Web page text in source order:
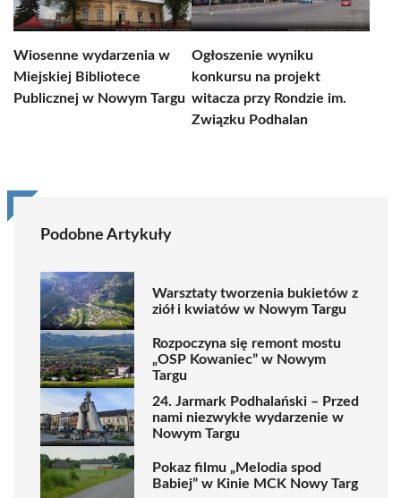
Wiosenne wydarzenia w
Miejskiej Bibliotece
Publicznej w Nowym Targu
Ogłoszenie wyniku
konkursu na projekt
witacza przy Rondzie im.
Związku Podhalan
Podobne Artykuły
Warsztaty tworzenia bukietów z
ziół i kwiatów w Nowym Targu
Rozpoczyna się remont mostu
„OSP Kowaniec” w Nowym
Targu
24. Jarmark Podhalański – Przed
nami niezwykłe wydarzenie w
Nowym Targu
Pokaz filmu „Melodia spod
Babiej” w Kinie MCK Nowy Targ